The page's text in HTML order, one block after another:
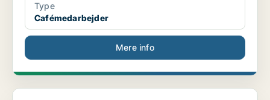
Type
Cafémedarbejder
Mere info
SMILENDE CAFÉMEDARBEJDER TIL [xxxxx] I HOLBÆK